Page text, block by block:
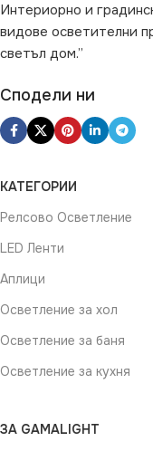
Интериорно и
видове осветителни
светъл дом.”
Сподели ни
КАТЕГОРИИ
Релсово Осветление
LED Ленти
Аплици
Осветление за хол
Осветление за баня
Осветление за кухня
ЗА GAMALIGHT